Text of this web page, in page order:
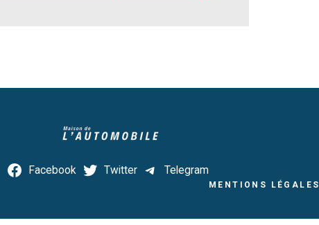
Facebook Twitter Telegram
MENTIONS LÉGALES